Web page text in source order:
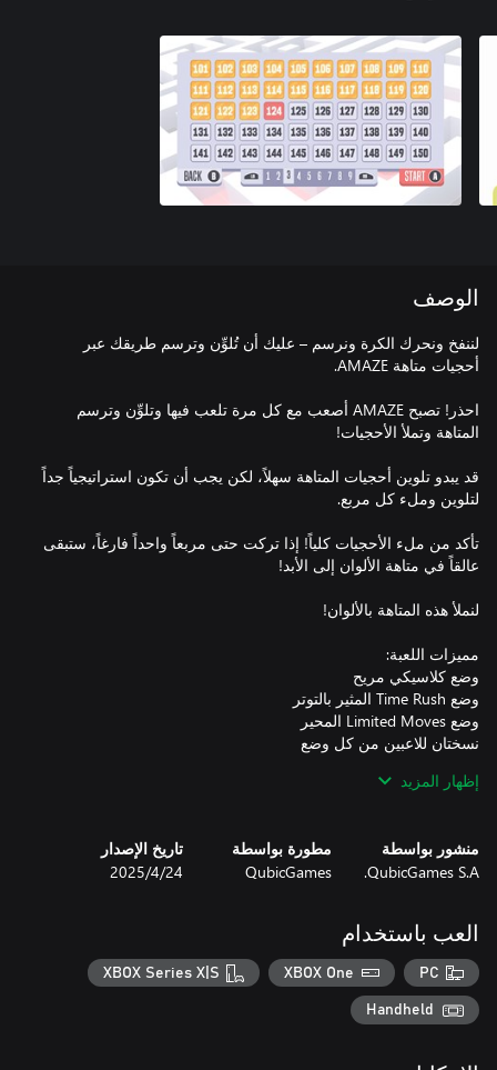
الوصف
لننفخ ونحرك الكرة ونرسم – عليك أن تُلوِّن وترسم طريقك عبر
احذر! تصبح AMAZE أصعب مع كل مرة تلعب فيها وتلوِّن وترسم
قد يبدو تلوين أحجيات المتاهة سهلاً، لكن يجب أن تكون استراتيجياً جداً
تأكد من ملء الأحجيات كلياً! إذا تركت حتى مربعاً واحداً فارغاً، ستبقى
إظهار المزيد
منشور بواسطة
QubicGames S.A.
مطورة بواسطة
QubicGames
تاريخ الإصدار
24‏/4‏/2025
العب باستخدام
PC
XBOX One
XBOX Series X|S
Handheld